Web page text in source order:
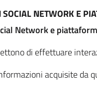
NETWORK E
Network e
di effettuare
acquisite da